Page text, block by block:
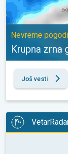
Nevreme
Krupna zrna
Još vesti